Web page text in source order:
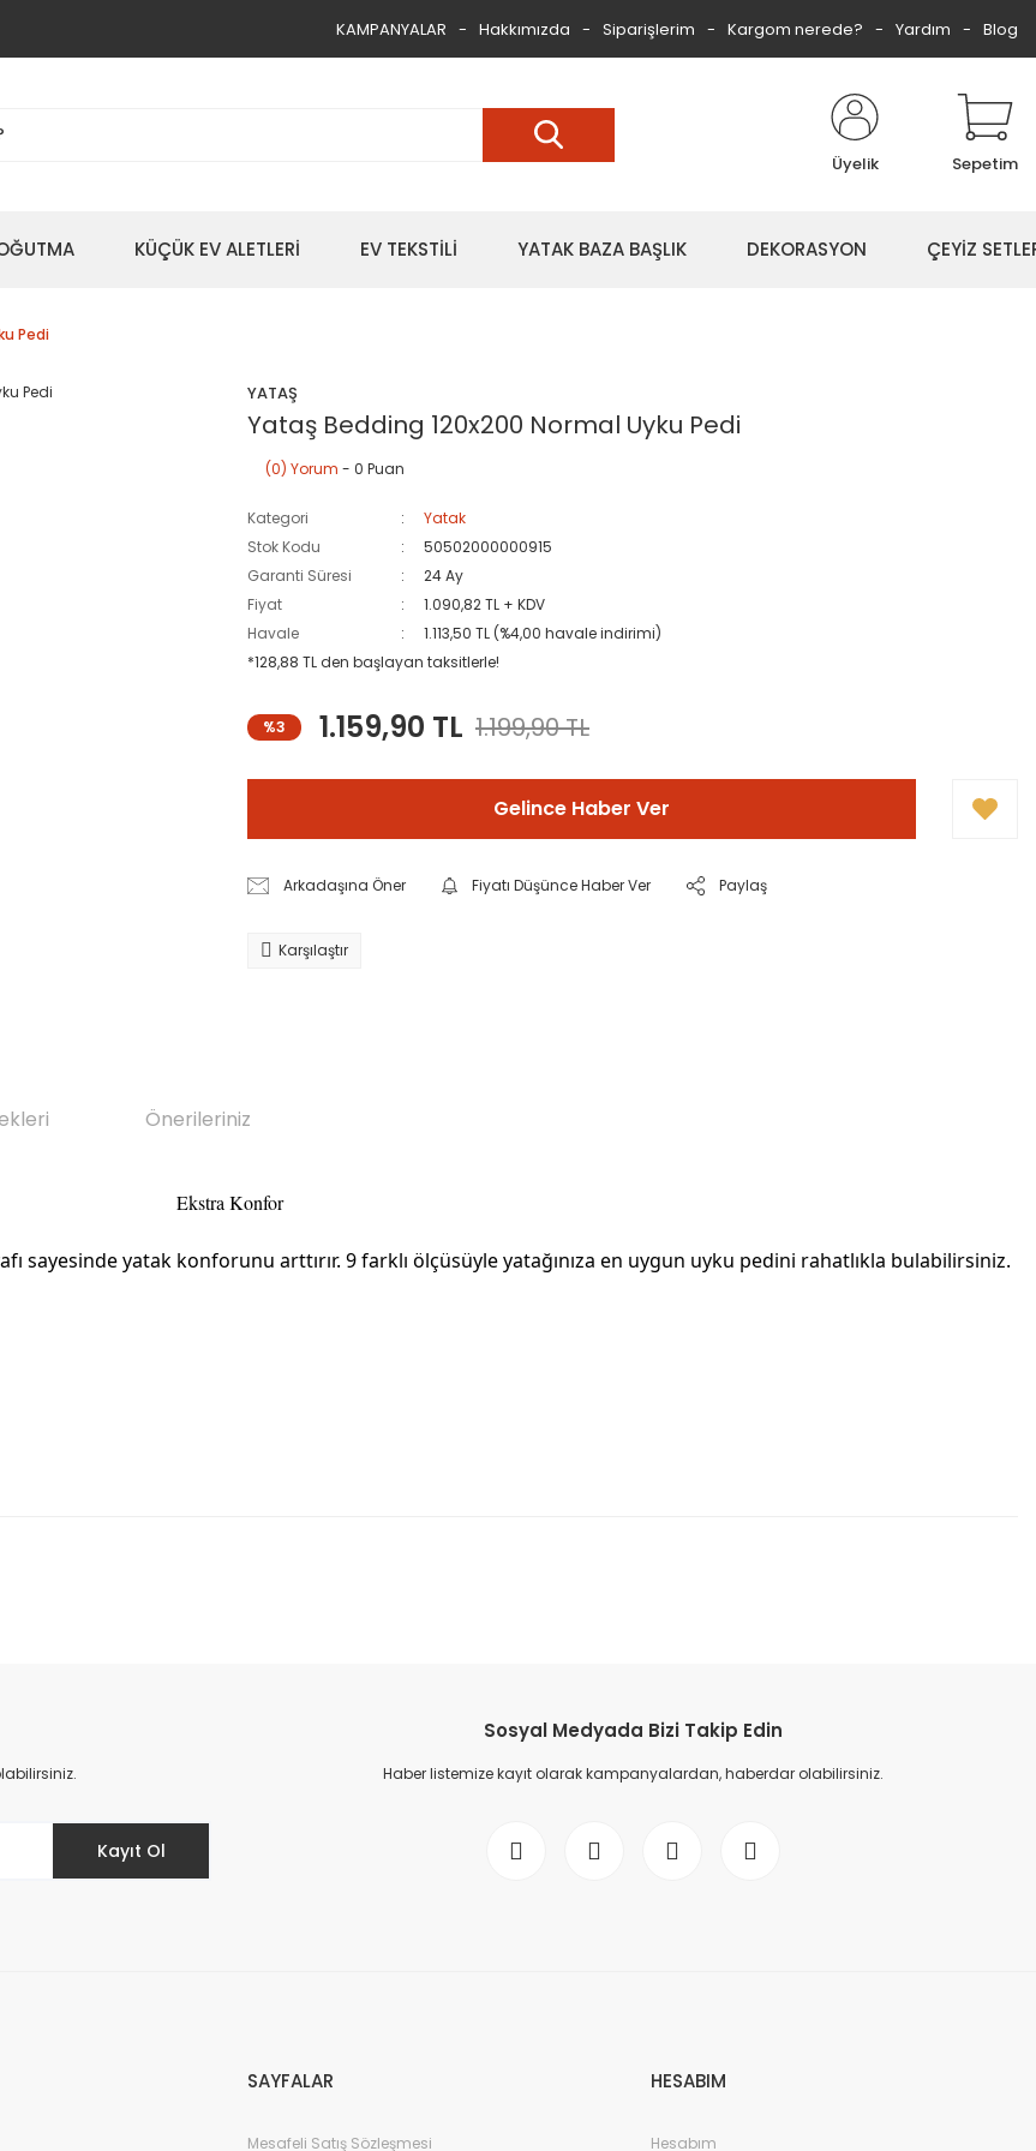
KAMPANYALAR Hakkımızda Siparişlerim Kargom nerede? Yardım Blog
Üyelik Sepetim
KÜÇÜK EV ALETLERİ EV TEKSTİLİ YATAK BAZA BAŞLIK DEKORASYON ÇEYİZ
Pedi
YATAŞ
Yataş Bedding 120x200 Normal Uyku Pedi
(0) Yorum - 0 Puan
Kategori
Yatak
Stok Kodu
50502000000915
Garanti Süresi
24 Ay
Fiyat
1.090,82 TL + KDV
Havale
1.113,50 TL (%4,00 havale indirimi)
*128,88 TL den başlayan taksitlerle!
%3 1.159,90 TL 1.199,90 TL
Gelince Haber Ver
Arkadaşına Öner Fiyatı Düşünce Haber Ver Paylaş
Karşılaştır
Önerileriniz
Ekstra Konfor
sayesinde yatak konforunu arttırır. 9 farklı ölçüsüyle yatağınıza en uygun uyku pedini rahatlıkla bulabilirsiniz.
Kayıt Ol
Sosyal Medyada Bizi Takip Edin
Haber listemize kayıt olarak kampanyalardan, haberdar olabilirsiniz.
SAYFALAR
Mesafeli Satış Sözleşmesi
HESABIM
Hesabım